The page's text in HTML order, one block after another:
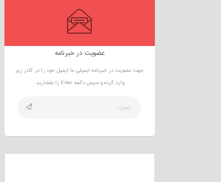
عضویت در خبرنامه
جهت عضویت در خبرنامه ایمیلی ما ایمیل خود را در کادر زیر
وارد کرده و سپس دکمه Enter را بفشارید.